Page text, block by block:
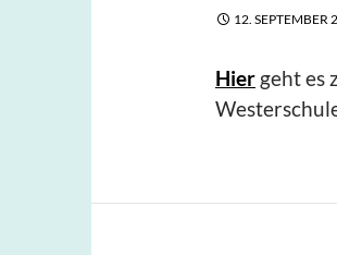
12. SEPTEMBER
Hier geht es